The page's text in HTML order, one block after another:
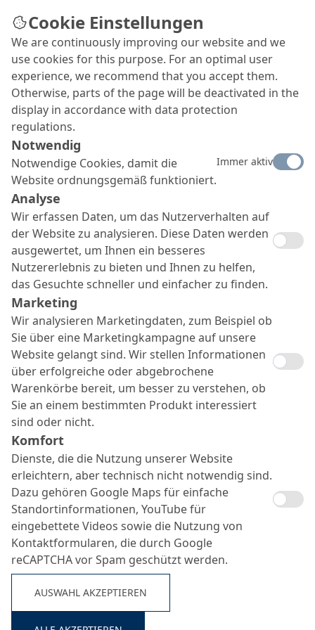
Cookie Einstellungen
We are continuously improving our website and we
use cookies for this purpose. For an optimal user
experience, we recommend that you accept them.
Otherwise, parts of the page will be deactivated in the
display in accordance with data protection
regulations.
Notwendig
Notwendige Cookies, damit die
Website ordnungsgemäß funktioniert.
Immer aktiv
Analyse
Wir erfassen Daten, um das Nutzerverhalten auf
der Website zu analysieren. Diese Daten werden
ausgewertet, um Ihnen ein besseres
Nutzererlebnis zu bieten und Ihnen zu helfen,
das Gesuchte schneller und einfacher zu finden.
Marketing
Wir analysieren Marketingdaten, zum Beispiel ob
Sie über eine Marketingkampagne auf unsere
Website gelangt sind. Wir stellen Informationen
über erfolgreiche oder abgebrochene
Warenkörbe bereit, um besser zu verstehen, ob
Sie an einem bestimmten Produkt interessiert
sind oder nicht.
Komfort
Dienste, die die Nutzung unserer Website
erleichtern, aber technisch nicht notwendig sind.
Dazu gehören Google Maps für einfache
Standortinformationen, YouTube für
eingebettete Videos sowie die Nutzung von
Kontaktformularen, die durch Google
reCAPTCHA vor Spam geschützt werden.
AUSWAHL AKZEPTIEREN